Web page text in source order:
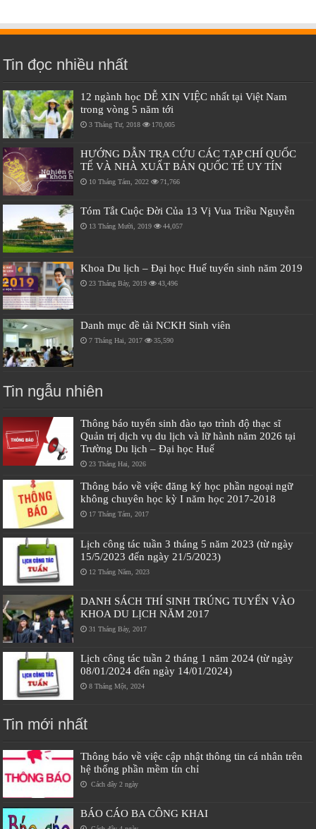
Tin đọc nhiều nhất
12 ngành học DỄ XIN VIỆC nhất tại Việt Nam
trong vòng 5 năm tới
3 Tháng Tư, 2018 170,005
HƯỚNG DẪN TRA CỨU CÁC TẠP CHÍ QUỐC
TẾ VÀ NHÀ XUẤT BẢN QUỐC TẾ UY TÍN
10 Tháng Tám, 2022 71,766
Tóm Tắt Cuộc Đời Của 13 Vị Vua Triều Nguyễn
13 Tháng Mười, 2019 44,057
Khoa Du lịch – Đại học Huế tuyển sinh năm 2019
23 Tháng Bảy, 2019 43,496
Danh mục đề tài NCKH Sinh viên
7 Tháng Hai, 2017 35,590
Tin ngẫu nhiên
Thông báo tuyển sinh đào tạo trình độ thạc sĩ
Quản trị dịch vụ du lịch và lữ hành năm 2026 tại
Trường Du lịch – Đại học Huế
23 Tháng Hai, 2026
Thông báo về việc đăng ký học phần ngoại ngữ
không chuyên học kỳ I năm học 2017-2018
17 Tháng Tám, 2017
Lịch công tác tuần 3 tháng 5 năm 2023 (từ ngày
15/5/2023 đến ngày 21/5/2023)
12 Tháng Năm, 2023
DANH SÁCH THÍ SINH TRÚNG TUYỂN VÀO
KHOA DU LỊCH NĂM 2017
31 Tháng Bảy, 2017
Lịch công tác tuần 2 tháng 1 năm 2024 (từ ngày
08/01/2024 đến ngày 14/01/2024)
8 Tháng Một, 2024
Tin mới nhất
Thông báo về việc cập nhật thông tin cá nhân trên
hệ thống phần mềm tín chỉ
Cách đây 2 ngày
BÁO CÁO BA CÔNG KHAI